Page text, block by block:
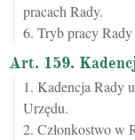
pracach Rady.
6. Tryb pracy
Art. 159.
1. Kadencja Rady
Urzędu.
2. Członkostwo w